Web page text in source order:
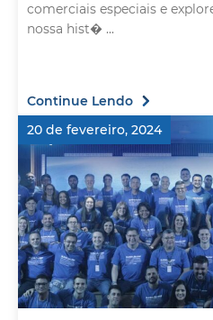
comerciais especiais e
nossa hist� ...
Continue Lendo
20 de fevereiro, 2024